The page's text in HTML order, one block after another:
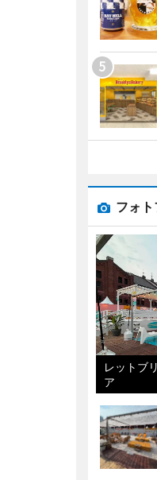
フォ
レットブ
ア